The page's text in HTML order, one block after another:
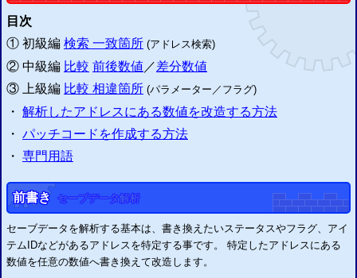
「PS1関連ツール・PS1セーブデータ改造情報
」を公開しました。
2019/08/20
「 PS2関連ツール・PS2セーブデータ改造情報」を公開しました。
2018/05/16
「
PSPセーブエディター
」を公開しました。
「PSPセーブエディター掲示板」を公開しました。
2017/02/03
CYBER セーブエディター (PS4用)の 3月発売が公表されました。
(PS4パッチコード改造掲示板
「ペルソナ5」の 改造 (復号化／暗号化) に対応しました。
2016/07/28
「討鬼伝2」(Ver.1.00～1.04)の 改造 (復号化／暗号化) に対応しました。
2016/06/30
「
スーパーロボット大戦OG ムーン・デュエラーズ 」の 改造 (復号化／暗号化)
に対応しました。
目次
① 初級編 検索 一致箇所 (アドレス検索)
② 中級編 比較 前後数値 ／差分数値
③
上級編 比較 相違箇所 (パラメーター ／ フラグ)
・ 解析したアドレスにある数値を改造する方法
・ パッチコードを作成する方法
・ 専門用語
前書き セーブデータ解析
セーブデータを解析する基本は、書き換えたいステータスやフラグ、アイ
テムIDなどがあるアドレスを特定する事です。 特定したアドレスにある
数値を任意の数値へ書き換えて改造します。